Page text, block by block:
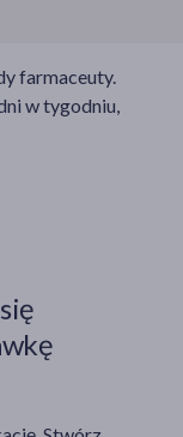
farmaceuty.
w tygodniu,